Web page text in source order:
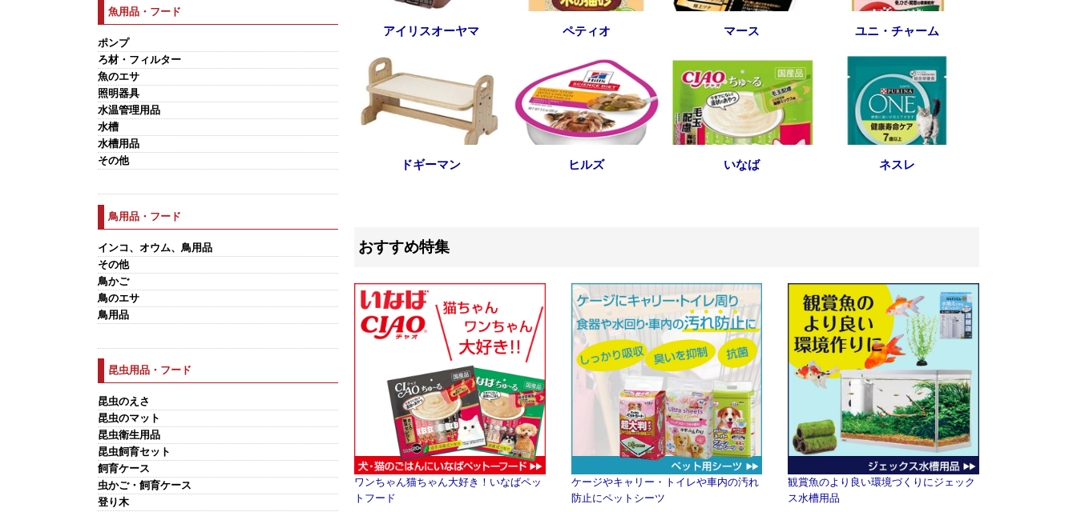
魚用品・フード
ポンプ
ろ材・フィルター
魚のエサ
照明器具
水温管理用品
水槽
水槽用品
その他
鳥用品・フード
インコ、オウム、鳥用品
その他
鳥かご
鳥のエサ
鳥用品
昆虫用品・フード
昆虫のえさ
昆虫のマット
昆虫衛生用品
昆虫飼育セット
飼育ケース
虫かご・飼育ケース
登り木
アイリスオーヤマ ペティオ マース ユニ・チャーム
ドギーマン ヒルズ いなば ネスレ
おすすめ特集
ワンちゃん猫ちゃん大好き！いなばペッ
トフード
ケージやキャリー・トイレや車内の汚れ
防止にペットシーツ
観賞魚のより良い環境づくりにジェック
ス水槽用品